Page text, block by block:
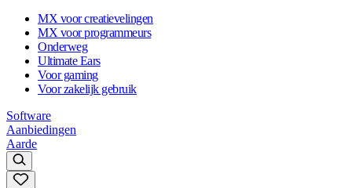
MX voor creatievelingen
MX voor programmeurs
Onderweg
Ultimate Ears
Voor gaming
Voor zakelijk gebruik
Software
Aanbiedingen
Aarde